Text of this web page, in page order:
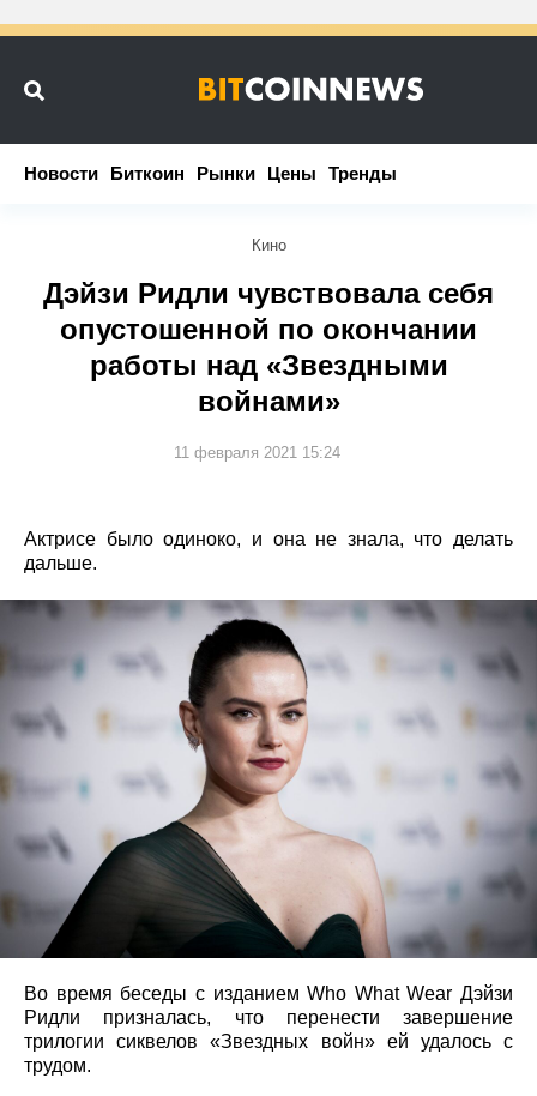
Новости Биткоин Рынки Цены Тренды
Новости Биткоин Рынки Цены Тренды
Кино
Дэйзи Ридли чувствовала себя
опустошенной по окончании
работы над «Звездными
войнами»
11 февраля 2021 15:24
Актрисе было одиноко, и она не знала, что делать
дальше.
Во время беседы с изданием Who What Wear Дэйзи
Ридли призналась, что перенести завершение
трилогии сиквелов «Звездных войн» ей удалось с
трудом.